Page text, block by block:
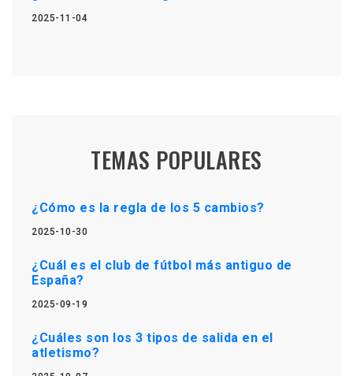
2025-11-04
TEMAS POPULARES
¿Cómo es la regla de los 5 cambios?
2025-10-30
¿Cuál es el club de fútbol más antiguo de
España?
2025-09-19
¿Cuáles son los 3 tipos de salida en el
atletismo?